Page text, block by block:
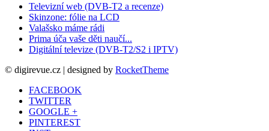
Televizní web (DVB-T2 a recenze)
Skinzone: fólie na LCD
Valašsko máme rádi
Prima úča vaše děti naučí...
Digitální televize (DVB-T2/S2 i IPTV)
© digirevue.cz | designed by RocketTheme
FACEBOOK
TWITTER
GOOGLE +
PINTEREST